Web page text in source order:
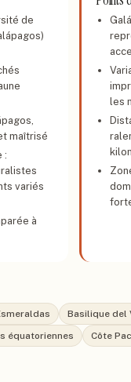
de
maîtrisé
:
variés
à
les
Basilique del
équatoriennes Côte